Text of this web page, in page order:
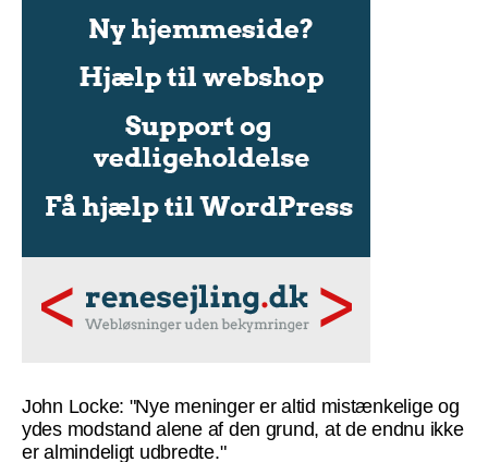
John Locke: "Nye meninger er altid mistænkelige og
ydes modstand alene af den grund, at de endnu ikke
er almindeligt udbredte."